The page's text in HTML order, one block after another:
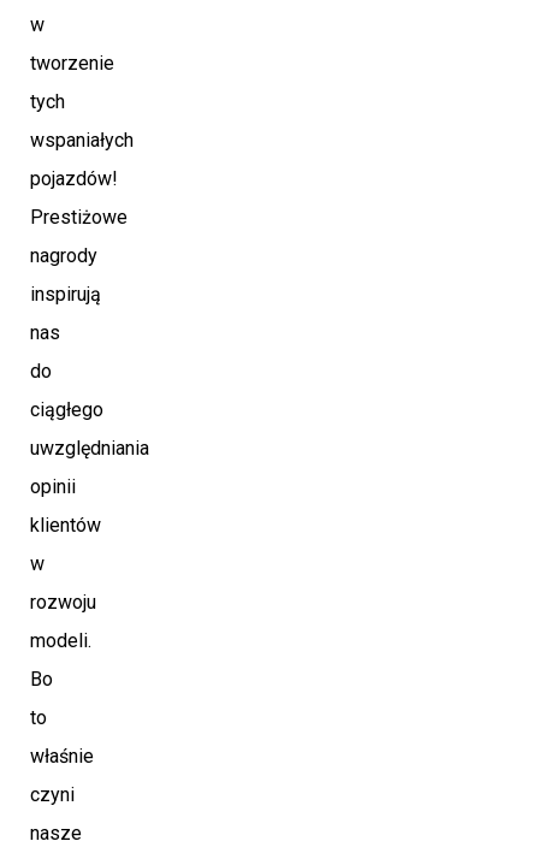
w
tworzenie
tych
wspaniałych
pojazdów!
Prestiżowe
nagrody
inspirują
nas
do
ciągłego
uwzględniania
opinii
klientów
w
rozwoju
modeli.
Bo
to
właśnie
czyni
nasze